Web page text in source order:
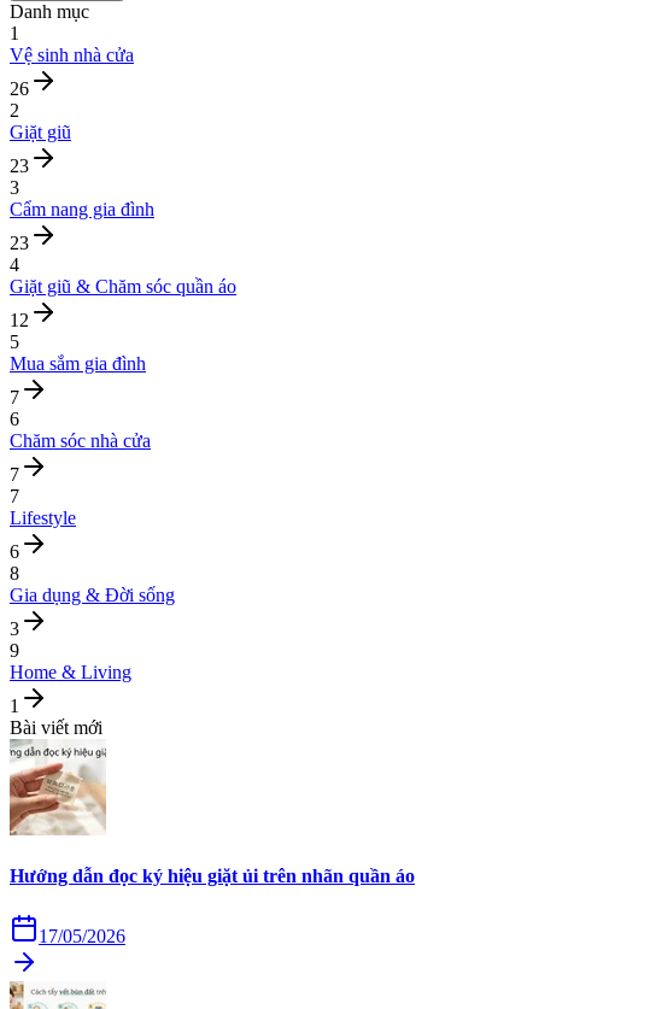
Danh mục
1
Vệ sinh nhà cửa
26
2
Giặt giũ
23
3
Cẩm nang gia đình
23
4
Giặt giũ & Chăm sóc quần áo
12
5
Mua sắm gia đình
7
6
Chăm sóc nhà cửa
7
7
Lifestyle
6
8
Gia dụng & Đời sống
3
9
Home & Living
1
Bài viết mới
Hướng dẫn đọc ký hiệu giặt ủi trên nhãn quần áo
17/05/2026